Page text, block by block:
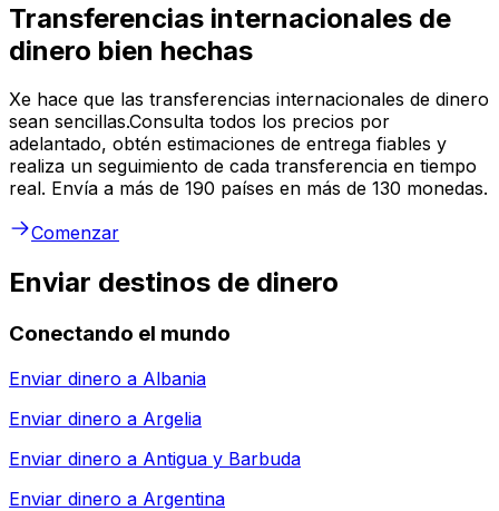
Transferencias internacionales de
dinero bien hechas
Xe hace que las transferencias internacionales de dinero
sean sencillas.Consulta todos los precios por
adelantado, obtén estimaciones de entrega fiables y
realiza un seguimiento de cada transferencia en tiempo
real. Envía a más de 190 países en más de 130 monedas.
Comenzar
Enviar destinos de dinero
Conectando el mundo
Enviar dinero a Albania
Enviar dinero a Argelia
Enviar dinero a Antigua y Barbuda
Enviar dinero a Argentina